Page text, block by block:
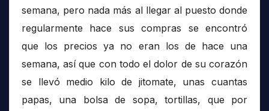
semana, pero nada más al llegar al puesto donde
regularmente hace sus compras se encontró
que los precios ya no eran los de hace una
semana, así que con todo el dolor de su corazón
se llevó medio kilo de jitomate, unas cuantas
papas, una bolsa de sopa, tortillas, que por